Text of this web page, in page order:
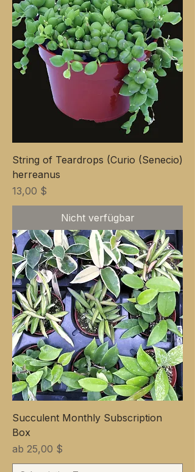
String of Teardrops (Curio (Senecio)
herreanus
Preis
13,00 $
Nicht verfügbar
Succulent Monthly Subscription
Box
ab 25,00 $
Sale-Preis